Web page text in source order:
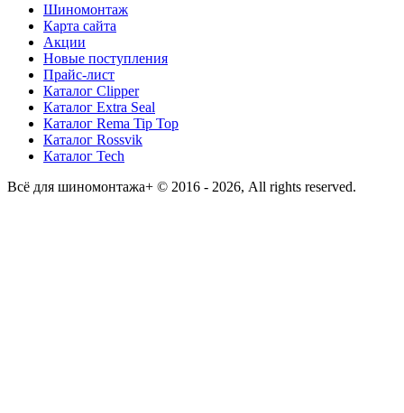
Шиномонтаж
Карта сайта
Акции
Новые поступления
Прайс-лист
Каталог Clipper
Каталог Extra Seal
Каталог Rema Tip Top
Каталог Rossvik
Каталог Tech
Всё для шиномонтажа+ © 2016 - 2026, All rights reserved.